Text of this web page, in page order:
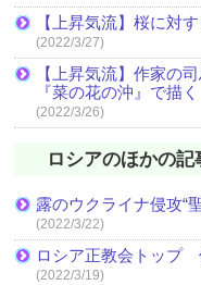
【上昇気流】桜に対
(2022/3/27)
【上昇気流】作家の
『菜の花の沖』で描く
(2022/3/26)
ロシアのほかの記
露のウクライナ侵攻“
(2022/3/22)
ロシア正教会トップ
(2022/3/19)